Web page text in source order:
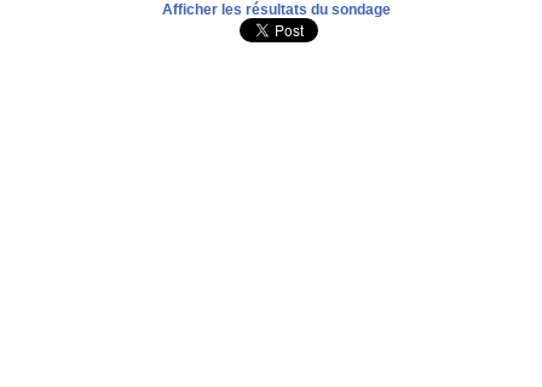
Afficher les résultats du sondage